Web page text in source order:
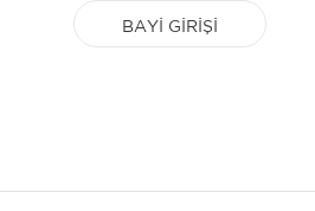
BAYİ GİRİŞİ